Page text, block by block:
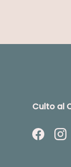
Culto al